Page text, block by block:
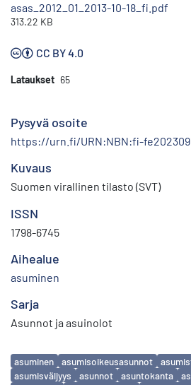
asas_2012_01_2013-10-18_fi.pdf
313.22 KB
CC BY 4.0
Lataukset 65
Pysyvä osoite
https://urn.fi/URN:NBN:fi-
Kuvaus
Suomen virallinen tilasto (SVT)
ISSN
1798-6745
Aihealue
asuminen
Sarja
Asunnot ja asuinolot
Avainsanat
asuminen asumisoikeusasunnot
asumisväljyys
asunnot asuntokanta